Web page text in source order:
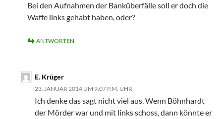
Bei den Aufnahmen der Banküberfälle soll er doch die
Waffe links gehabt haben, oder?
ANTWORTEN
E. Krüger
23. JANUAR 2014 UM 9:07 P.M. UHR
Ich denke das sagt nicht viel aus. Wenn Böhnhardt
der Mörder war und mit links schoss, dann könnte er